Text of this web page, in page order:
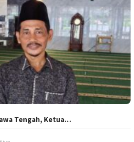
Tengah, Ketua…